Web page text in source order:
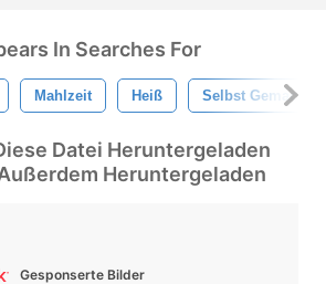
In Searches For
Mahlzeit Heiß Selbst Gemacht
Datei Heruntergeladen
Heruntergeladen
Gesponserte Bilder